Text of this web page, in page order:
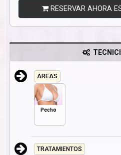
RESERVAR AHORA
AREAS
Pecho
TRATAMIENTOS